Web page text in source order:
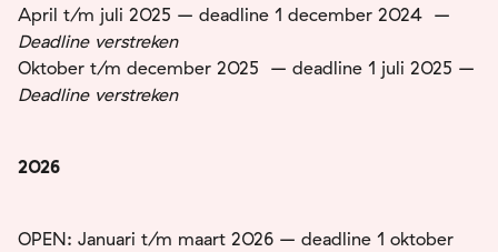
April t/m juli 2025 – deadline 1 december 2024 –
Deadline verstreken
Oktober t/m december 2025 – deadline 1 juli 2025 –
Deadline verstreken
2026
OPEN: Januari t/m maart 2026 – deadline 1 oktober